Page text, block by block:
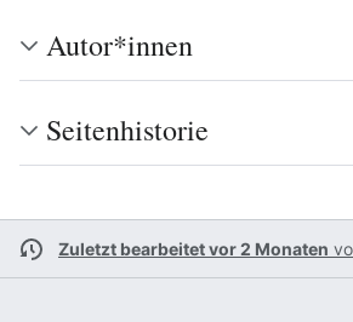
Autor*innen
Seitenhistorie
Zuletzt bearbeitet vor 2 Monaten